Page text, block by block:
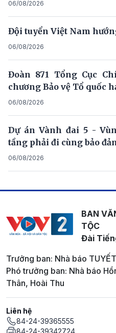
06/08/2026
Đội tuyển Việt Nam
06/08/2026
Đoàn 871 Tổng Cục
chương Bảo vệ Tổ quốc
06/08/2026
Dự án Vành đai 5 -
tầng phải đi cùng bảo
06/08/2026
BAN
TỘC
Đài
Trưởng ban: Nhà báo
Phó trưởng ban: Nhà báo
Thân, Hoài Thu
Liên hệ
84-24-39365555
84-24-39342724